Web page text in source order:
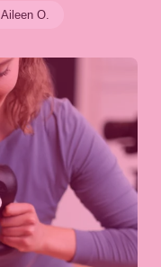
Aileen O.